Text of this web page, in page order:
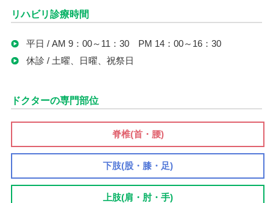
リハビリ診療時間
平日 / AM 9：00～11：30 PM 14：00～16：30
休診 / 土曜、日曜、祝祭日
ドクターの専門部位
脊椎(首・腰)
下肢(股・膝・足)
上肢(肩・肘・手)